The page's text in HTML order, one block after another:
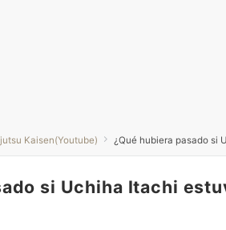
Kaisen(Youtube) ¿Qué hubiera pasado si
si Uchiha Itachi